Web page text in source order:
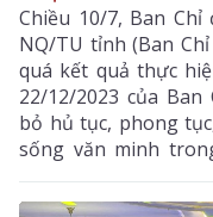
Chiều 10/7, Ban
NQ/TU tỉnh (Ban
quá kết quả thực
22/12/2023 của
bỏ hủ tục, phong
sống văn minh
Châu (Nghị quyết
triển khai nhiệm vụ